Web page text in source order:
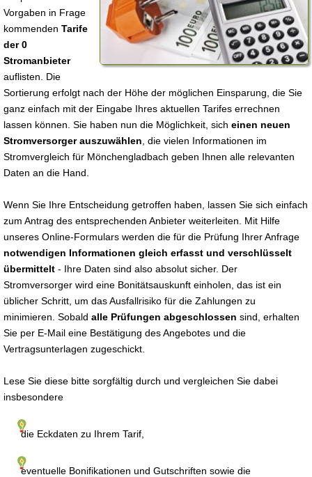
Vorgaben in Frage
kommenden Tarife
der 0
Stromanbieter
auflisten. Die
Sortierung erfolgt nach der Höhe der möglichen Einsparung, die Sie
ganz einfach mit der Eingabe Ihres aktuellen Tarifes errechnen
lassen können. Sie haben nun die Möglichkeit, sich einen neuen
Stromversorger auszuwählen , die vielen Informationen im
Stromvergleich für Mönchengladbach geben Ihnen alle relevanten
Daten an die Hand.
Wenn Sie Ihre Entscheidung getroffen haben, lassen Sie sich einfach
zum Antrag des entsprechenden Anbieter weiterleiten. Mit Hilfe
unseres Online-Formulars werden die für die Prüfung Ihrer Anfrage
notwendigen Informationen gleich erfasst und verschlüsselt
übermittelt - Ihre Daten sind also absolut sicher. Der
Stromversorger wird eine Bonitätsauskunft einholen, das ist ein
üblicher Schritt, um das Ausfallrisiko für die Zahlungen zu
minimieren. Sobald alle Prüfungen abgeschlossen sind, erhalten
Sie per E-Mail eine Bestätigung des Angebotes und die
Vertragsunterlagen zugeschickt.
Lese Sie diese bitte sorgfältig durch und vergleichen Sie dabei
insbesondere
die Eckdaten zu Ihrem Tarif,
eventuelle Bonifikationen und Gutschriften sowie die